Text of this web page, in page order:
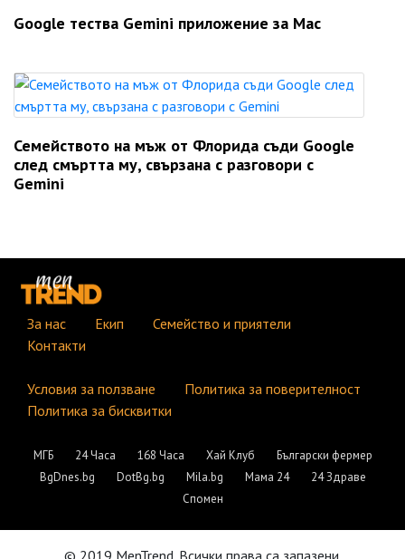
Google тества Gemini приложение за Mac
Семейството на мъж от Флорида съди Google
след смъртта му, свързана с разговори с
Gemini
За нас Екип
Семейство и приятели
Контакти
Условия за ползване
Политика за поверителност
Политика за бисквитки
МГБ 24 Часа 168 Часа Хай Клуб
Български фермер
BgDnes.bg
DotBg.bg Mila.bg Мама 24
24 Здраве
Спомен
© 2019 MenTrend. Всички права са запазени.